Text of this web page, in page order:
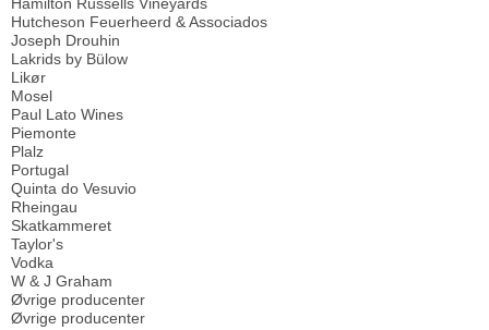
Hamilton Russells Vineyards
Hutcheson Feuerheerd & Associados
Joseph Drouhin
Lakrids by Bülow
Likør
Mosel
Paul Lato Wines
Piemonte
Plalz
Portugal
Quinta do Vesuvio
Rheingau
Skatkammeret
Taylor's
Vodka
W & J Graham
Øvrige producenter
Øvrige producenter